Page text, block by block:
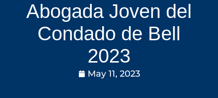
Abogada Joven del
Condado de Bell
2023
May 11, 2023